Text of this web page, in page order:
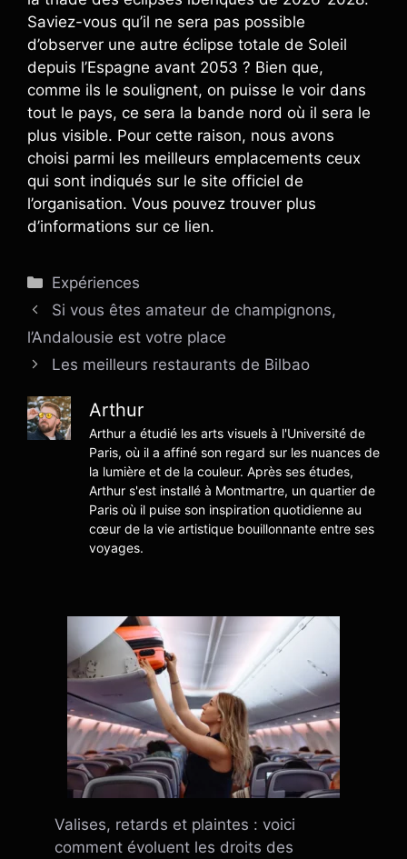
Saviez-vous qu’il ne sera pas possible
d’observer une autre éclipse totale de Soleil
depuis l’Espagne avant 2053 ? Bien que,
comme ils le soulignent, on puisse le voir dans
tout le pays, ce sera la bande nord où il sera le
plus visible. Pour cette raison, nous avons
choisi parmi les meilleurs emplacements ceux
qui sont indiqués sur le site officiel de
l’organisation. Vous pouvez trouver plus
d’informations sur ce lien.
Catégories
Expériences
Si vous êtes amateur de champignons,
l’Andalousie est votre place
Les meilleurs restaurants de Bilbao
Arthur
Arthur a étudié les arts visuels à l'Université de
Paris, où il a affiné son regard sur les nuances de
la lumière et de la couleur. Après ses études,
Arthur s'est installé à Montmartre, un quartier de
Paris où il puise son inspiration quotidienne au
cœur de la vie artistique bouillonnante entre ses
voyages.
Valises, retards et plaintes : voici
comment évoluent les droits des